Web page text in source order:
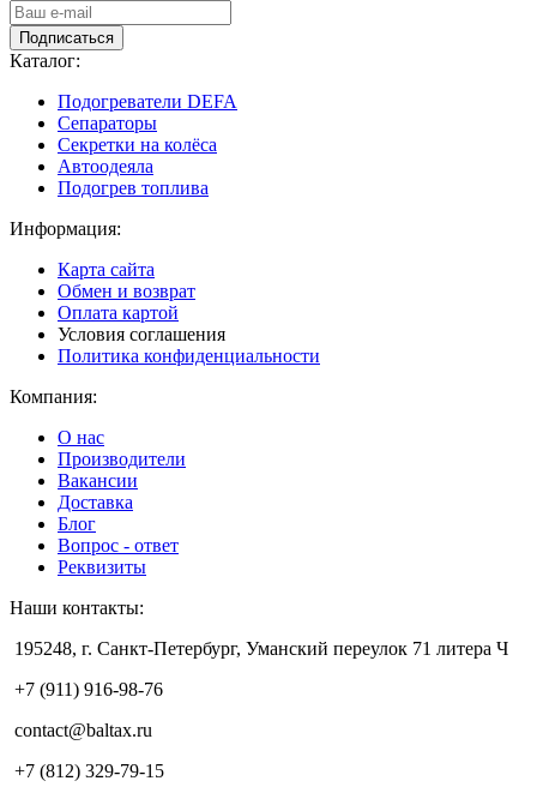
Подписаться
Каталог:
Подогреватели DEFA
Сепараторы
Секретки на колёса
Автоодеяла
Подогрев топлива
Информация:
Карта сайта
Обмен и возврат
Оплата картой
Условия соглашения
Политика конфиденциальности
Компания:
О нас
Производители
Вакансии
Доставка
Блог
Вопрос - ответ
Реквизиты
Наши контакты:
195248, г. Санкт-Петербург, Уманский переулок 71 литера Ч
+7 (911) 916-98-76
contact@baltax.ru
+7 (812) 329-79-15